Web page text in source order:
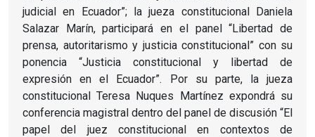
judicial en Ecuador”; la jueza constitucional Daniela
Salazar Marín, participará en el panel “Libertad de
prensa, autoritarismo y justicia constitucional” con su
ponencia “Justicia constitucional y libertad de
expresión en el Ecuador”. Por su parte, la jueza
constitucional Teresa Nuques Martínez expondrá su
conferencia magistral dentro del panel de discusión “El
papel del juez constitucional en contextos de